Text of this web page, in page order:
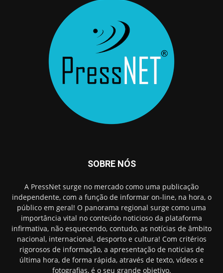
SOBRE NÓS
A PressNet surge no mercado como uma publicação
independente, com a função de informar on-line, na hora, o
público em geral! O panorama regional surge como uma
importância vital no conteúdo noticioso da plataforma
infirmativa, não esquecendo, contudo, as notícias de âmbito
nacional, internacional, desporto e cultura! Com critérios
rigorosos de informação, a apresentação de noticias de
última hora, de forma rápida, através de texto, vídeos e
fotografias, é o seu grande objetivo.